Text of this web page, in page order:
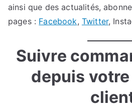
ainsi que des actualités,
pages : Facebook, Twitter,
Suivre
depuis